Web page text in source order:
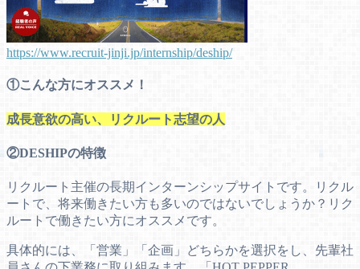
https://www.recruit-jinji.jp/internship/deship/
①こんな方にオススメ！
成長意欲の高い、リクルート志望の人
②DESHIPの特徴
リクルート主催の長期インターンシップサイトです。リクル
ートで、将来働きたい方も多いのではないでしょうか？リク
ルートで働きたい方にオススメです。
具体的には、「営業」「企画」どちらかを選択をし、先輩社